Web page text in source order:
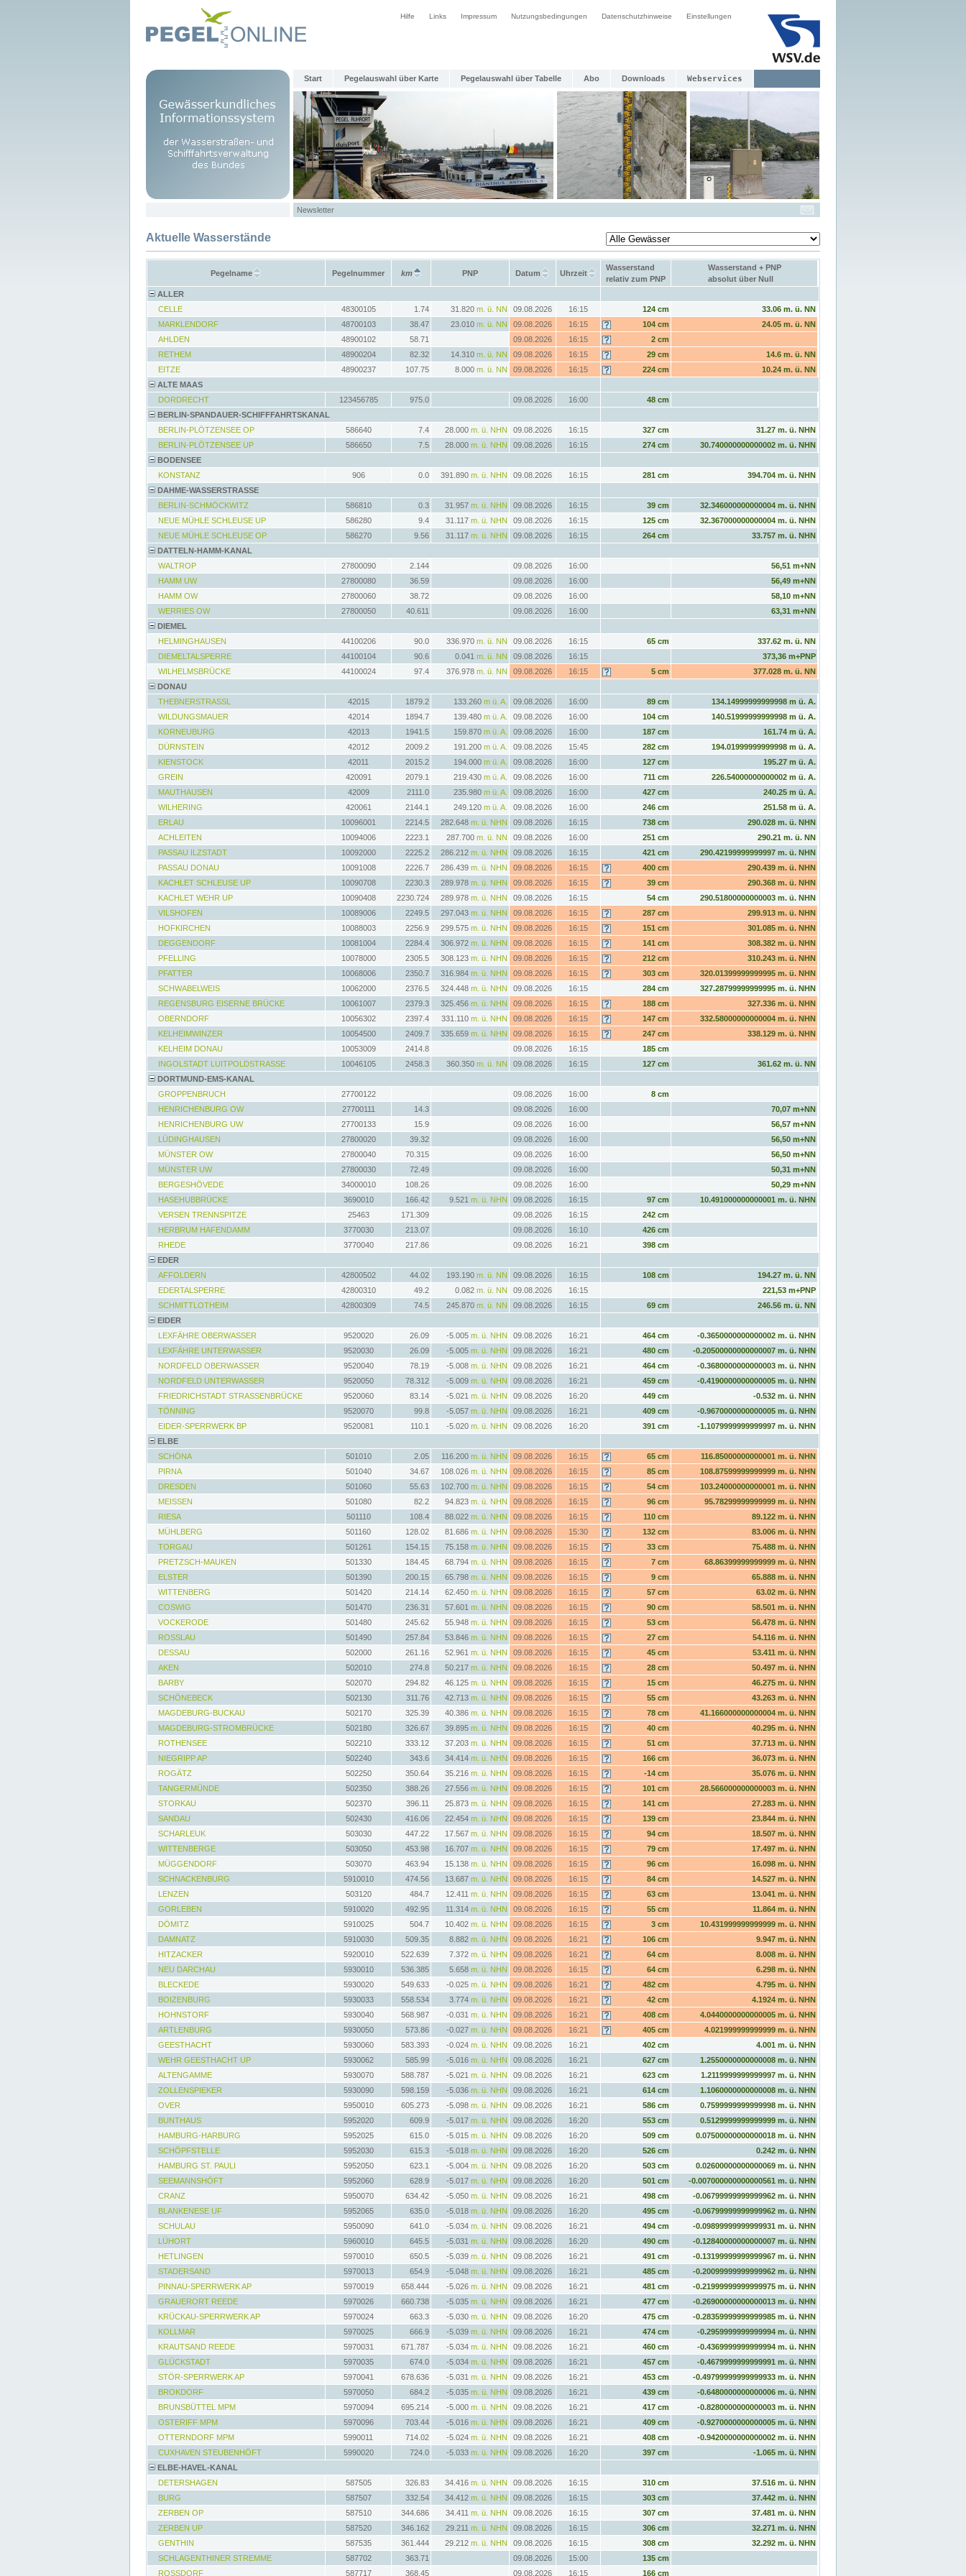
Hilfe Links Impressum Nutzungsbedingungen Datenschutzhinweise Einstellungen
Start Pegelauswahl über Karte Pegelauswahl über Tabelle Abo Downloads Webservices
Newsletter
Aktuelle Wasserstände
Pegelname Pegelnummer km PNP Datum Uhrzeit
Wasserstand
relativ zum PNP
Wasserstand + PNP
absolut über Null
ALLER
CELLE
48300105 1.74 31.820 m. ü. NN 09.08.2026 16:15 124 cm
33.06 m. ü. NN
MARKLENDORF
48700103 38.47 23.010 m. ü. NN 09.08.2026 16:15 104 cm
24.05 m. ü. NN
AHLDEN
48900102 58.71 09.08.2026 16:15
2 cm
RETHEM
48900204 82.32 14.310 m. ü. NN 09.08.2026 16:15 29 cm
14.6 m. ü. NN
EITZE
48900237 107.75 8.000 m. ü. NN 09.08.2026 16:15 224 cm
10.24 m. ü. NN
ALTE MAAS
DORDRECHT
123456785 975.0 09.08.2026 16:00
48 cm
BERLIN-SPANDAUER-SCHIFFFAHRTSKANAL
BERLIN-PLÖTZENSEE OP
586640 7.4 28.000 m. ü. NHN 09.08.2026 16:15 327 cm
31.27 m. ü. NHN
BERLIN-PLÖTZENSEE UP
586650 7.5 28.000 m. ü. NHN 09.08.2026 16:15 274 cm
30.740000000000002 m. ü. NHN
BODENSEE
KONSTANZ
906 0.0 391.890 m. ü. NHN 09.08.2026 16:15 281 cm
394.704 m. ü. NHN
DAHME-WASSERSTRASSE
BERLIN-SCHMÖCKWITZ
586810 0.3 31.957 m. ü. NHN 09.08.2026 16:15 39 cm
32.346000000000004 m. ü. NHN
NEUE MÜHLE SCHLEUSE UP
586280 9.4 31.117 m. ü. NHN 09.08.2026 16:15 125 cm
32.367000000000004 m. ü. NHN
NEUE MÜHLE SCHLEUSE OP
586270 9.56 31.117 m. ü. NHN 09.08.2026 16:15 264 cm
33.757 m. ü. NHN
DATTELN-HAMM-KANAL
WALTROP
27800090 2.144 09.08.2026 16:00
56,51 m+NN
HAMM UW
27800080 36.59 09.08.2026 16:00
56,49 m+NN
HAMM OW
27800060 38.72 09.08.2026 16:00
58,10 m+NN
WERRIES OW
27800050 40.611 09.08.2026 16:00
63,31 m+NN
DIEMEL
HELMINGHAUSEN
44100206 90.0 336.970 m. ü. NN 09.08.2026 16:15 65 cm
337.62 m. ü. NN
DIEMELTALSPERRE
44100104 90.6 0.041 m. ü. NN 09.08.2026 16:15
373,36 m+PNP
WILHELMSBRÜCKE
44100024 97.4 376.978 m. ü. NN 09.08.2026 16:15 5 cm
377.028 m. ü. NN
DONAU
THEBNERSTRASSL
42015 1879.2 133.260 m ü. A. 09.08.2026 16:00 89 cm
134.14999999999998 m ü. A.
WILDUNGSMAUER
42014 1894.7 139.480 m ü. A. 09.08.2026 16:00 104 cm
140.51999999999998 m ü. A.
KORNEUBURG
42013 1941.5 159.870 m ü. A. 09.08.2026 16:00 187 cm
161.74 m ü. A.
DÜRNSTEIN
42012 2009.2 191.200 m ü. A. 09.08.2026 15:45 282 cm
194.01999999999998 m ü. A.
KIENSTOCK
42011 2015.2 194.000 m ü. A. 09.08.2026 16:00 127 cm
195.27 m ü. A.
GREIN
420091 2079.1 219.430 m ü. A. 09.08.2026 16:00 711 cm
226.54000000000002 m ü. A.
MAUTHAUSEN
42009 2111.0 235.980 m ü. A. 09.08.2026 16:00 427 cm
240.25 m ü. A.
WILHERING
420061 2144.1 249.120 m ü. A. 09.08.2026 16:00 246 cm
251.58 m ü. A.
ERLAU
10096001 2214.5 282.648 m. ü. NHN 09.08.2026 16:15 738 cm
290.028 m. ü. NHN
ACHLEITEN
10094006 2223.1 287.700 m. ü. NN 09.08.2026 16:00 251 cm
290.21 m. ü. NN
PASSAU ILZSTADT
10092000 2225.2 286.212 m. ü. NHN 09.08.2026 16:15 421 cm
290.42199999999997 m. ü. NHN
PASSAU DONAU
10091008 2226.7 286.439 m. ü. NHN 09.08.2026 16:15 400 cm
290.439 m. ü. NHN
KACHLET SCHLEUSE UP
10090708 2230.3 289.978 m. ü. NHN 09.08.2026 16:15 39 cm
290.368 m. ü. NHN
KACHLET WEHR UP
10090408 2230.724 289.978 m. ü. NHN 09.08.2026 16:15 54 cm
290.51800000000003 m. ü. NHN
VILSHOFEN
10089006 2249.5 297.043 m. ü. NHN 09.08.2026 16:15 287 cm
299.913 m. ü. NHN
HOFKIRCHEN
10088003 2256.9 299.575 m. ü. NHN 09.08.2026 16:15 151 cm
301.085 m. ü. NHN
DEGGENDORF
10081004 2284.4 306.972 m. ü. NHN 09.08.2026 16:15 141 cm
308.382 m. ü. NHN
PFELLING
10078000 2305.5 308.123 m. ü. NHN 09.08.2026 16:15 212 cm
310.243 m. ü. NHN
PFATTER
10068006 2350.7 316.984 m. ü. NHN 09.08.2026 16:15 303 cm
320.01399999999995 m. ü. NHN
SCHWABELWEIS
10062000 2376.5 324.448 m. ü. NHN 09.08.2026 16:15 284 cm
327.28799999999995 m. ü. NHN
REGENSBURG EISERNE BRÜCKE
10061007 2379.3 325.456 m. ü. NHN 09.08.2026 16:15 188 cm
327.336 m. ü. NHN
OBERNDORF
10056302 2397.4 331.110 m. ü. NHN 09.08.2026 16:15 147 cm
332.58000000000004 m. ü. NHN
KELHEIMWINZER
10054500 2409.7 335.659 m. ü. NHN 09.08.2026 16:15 247 cm
338.129 m. ü. NHN
KELHEIM DONAU
10053009 2414.8 09.08.2026 16:15
185 cm
INGOLSTADT LUITPOLDSTRASSE
10046105 2458.3 360.350 m. ü. NN 09.08.2026 16:15 127 cm
361.62 m. ü. NN
DORTMUND-EMS-KANAL
GROPPENBRUCH
27700122 09.08.2026 16:00
8 cm
HENRICHENBURG OW
27700111 14.3 09.08.2026 16:00
70,07 m+NN
HENRICHENBURG UW
27700133 15.9 09.08.2026 16:00
56,57 m+NN
LÜDINGHAUSEN
27800020 39.32 09.08.2026 16:00
56,50 m+NN
MÜNSTER OW
27800040 70.315 09.08.2026 16:00
56,50 m+NN
MÜNSTER UW
27800030 72.49 09.08.2026 16:00
50,31 m+NN
BERGESHÖVEDE
34000010 108.26 09.08.2026 16:00
50,29 m+NN
HASEHUBBRÜCKE
3690010 166.42 9.521 m. ü. NHN 09.08.2026 16:15 97 cm
10.491000000000001 m. ü. NHN
VERSEN TRENNSPITZE
25463 171.309 09.08.2026 16:15
242 cm
HERBRUM HAFENDAMM
3770030 213.07 09.08.2026 16:10
426 cm
RHEDE
3770040 217.86 09.08.2026 16:21
398 cm
EDER
AFFOLDERN
42800502 44.02 193.190 m. ü. NN 09.08.2026 16:15 108 cm
194.27 m. ü. NN
EDERTALSPERRE
42800310 49.2 0.082 m. ü. NN 09.08.2026 16:15
221,53 m+PNP
SCHMITTLOTHEIM
42800309 74.5 245.870 m. ü. NN 09.08.2026 16:15 69 cm
246.56 m. ü. NN
EIDER
LEXFÄHRE OBERWASSER
9520020 26.09 -5.005 m. ü. NHN 09.08.2026 16:21 464 cm
-0.3650000000000002 m. ü. NHN
LEXFÄHRE UNTERWASSER
9520030 26.09 -5.005 m. ü. NHN 09.08.2026 16:21 480 cm
-0.20500000000000007 m. ü. NHN
NORDFELD OBERWASSER
9520040 78.19 -5.008 m. ü. NHN 09.08.2026 16:21 464 cm
-0.3680000000000003 m. ü. NHN
NORDFELD UNTERWASSER
9520050 78.312 -5.009 m. ü. NHN 09.08.2026 16:21 459 cm
-0.4190000000000005 m. ü. NHN
FRIEDRICHSTADT STRASSENBRÜCKE
9520060 83.14 -5.021 m. ü. NHN 09.08.2026 16:20 449 cm
-0.532 m. ü. NHN
TÖNNING
9520070 99.8 -5.057 m. ü. NHN 09.08.2026 16:21 409 cm
-0.9670000000000005 m. ü. NHN
EIDER-SPERRWERK BP
9520081 110.1 -5.020 m. ü. NHN 09.08.2026 16:20 391 cm
-1.1079999999999997 m. ü. NHN
ELBE
SCHÖNA
501010 2.05 116.200 m. ü. NHN 09.08.2026 16:15 65 cm
116.85000000000001 m. ü. NHN
PIRNA
501040 34.67 108.026 m. ü. NHN 09.08.2026 16:15 85 cm
108.87599999999999 m. ü. NHN
DRESDEN
501060 55.63 102.700 m. ü. NHN 09.08.2026 16:15 54 cm
103.24000000000001 m. ü. NHN
MEISSEN
501080 82.2 94.823 m. ü. NHN 09.08.2026 16:15 96 cm
95.78299999999999 m. ü. NHN
RIESA
501110 108.4 88.022 m. ü. NHN 09.08.2026 16:15 110 cm
89.122 m. ü. NHN
MÜHLBERG
501160 128.02 81.686 m. ü. NHN 09.08.2026 15:30 132 cm
83.006 m. ü. NHN
TORGAU
501261 154.15 75.158 m. ü. NHN 09.08.2026 16:15 33 cm
75.488 m. ü. NHN
PRETZSCH-MAUKEN
501330 184.45 68.794 m. ü. NHN 09.08.2026 16:15 7 cm
68.86399999999999 m. ü. NHN
ELSTER
501390 200.15 65.798 m. ü. NHN 09.08.2026 16:15 9 cm
65.888 m. ü. NHN
WITTENBERG
501420 214.14 62.450 m. ü. NHN 09.08.2026 16:15 57 cm
63.02 m. ü. NHN
COSWIG
501470 236.31 57.601 m. ü. NHN 09.08.2026 16:15 90 cm
58.501 m. ü. NHN
VOCKERODE
501480 245.62 55.948 m. ü. NHN 09.08.2026 16:15 53 cm
56.478 m. ü. NHN
ROSSLAU
501490 257.84 53.846 m. ü. NHN 09.08.2026 16:15 27 cm
54.116 m. ü. NHN
DESSAU
502000 261.16 52.961 m. ü. NHN 09.08.2026 16:15 45 cm
53.411 m. ü. NHN
AKEN
502010 274.8 50.217 m. ü. NHN 09.08.2026 16:15 28 cm
50.497 m. ü. NHN
BARBY
502070 294.82 46.125 m. ü. NHN 09.08.2026 16:15 15 cm
46.275 m. ü. NHN
SCHÖNEBECK
502130 311.76 42.713 m. ü. NHN 09.08.2026 16:15 55 cm
43.263 m. ü. NHN
MAGDEBURG-BUCKAU
502170 325.39 40.386 m. ü. NHN 09.08.2026 16:15 78 cm
41.166000000000004 m. ü. NHN
MAGDEBURG-STROMBRÜCKE
502180 326.67 39.895 m. ü. NHN 09.08.2026 16:15 40 cm
40.295 m. ü. NHN
ROTHENSEE
502210 333.12 37.203 m. ü. NHN 09.08.2026 16:15 51 cm
37.713 m. ü. NHN
NIEGRIPP AP
502240 343.6 34.414 m. ü. NHN 09.08.2026 16:15 166 cm
36.073 m. ü. NHN
ROGÄTZ
502250 350.64 35.216 m. ü. NHN 09.08.2026 16:15 -14 cm
35.076 m. ü. NHN
TANGERMÜNDE
502350 388.26 27.556 m. ü. NHN 09.08.2026 16:15 101 cm
28.566000000000003 m. ü. NHN
STORKAU
502370 396.11 25.873 m. ü. NHN 09.08.2026 16:15 141 cm
27.283 m. ü. NHN
SANDAU
502430 416.06 22.454 m. ü. NHN 09.08.2026 16:15 139 cm
23.844 m. ü. NHN
SCHARLEUK
503030 447.22 17.567 m. ü. NHN 09.08.2026 16:15 94 cm
18.507 m. ü. NHN
WITTENBERGE
503050 453.98 16.707 m. ü. NHN 09.08.2026 16:15 79 cm
17.497 m. ü. NHN
MÜGGENDORF
503070 463.94 15.138 m. ü. NHN 09.08.2026 16:15 96 cm
16.098 m. ü. NHN
SCHNACKENBURG
5910010 474.56 13.687 m. ü. NHN 09.08.2026 16:15 84 cm
14.527 m. ü. NHN
LENZEN
503120 484.7 12.411 m. ü. NHN 09.08.2026 16:15 63 cm
13.041 m. ü. NHN
GORLEBEN
5910020 492.95 11.314 m. ü. NHN 09.08.2026 16:15 55 cm
11.864 m. ü. NHN
DÖMITZ
5910025 504.7 10.402 m. ü. NHN 09.08.2026 16:15 3 cm
10.431999999999999 m. ü. NHN
DAMNATZ
5910030 509.35 8.882 m. ü. NHN 09.08.2026 16:21 106 cm
9.947 m. ü. NHN
HITZACKER
5920010 522.639 7.372 m. ü. NHN 09.08.2026 16:21 64 cm
8.008 m. ü. NHN
NEU DARCHAU
5930010 536.385 5.658 m. ü. NHN 09.08.2026 16:15 64 cm
6.298 m. ü. NHN
BLECKEDE
5930020 549.633 -0.025 m. ü. NHN 09.08.2026 16:21 482 cm
4.795 m. ü. NHN
BOIZENBURG
5930033 558.534 3.774 m. ü. NHN 09.08.2026 16:21 42 cm
4.1924 m. ü. NHN
HOHNSTORF
5930040 568.987 -0.031 m. ü. NHN 09.08.2026 16:21 408 cm
4.0440000000000005 m. ü. NHN
ARTLENBURG
5930050 573.86 -0.027 m. ü. NHN 09.08.2026 16:21 405 cm
4.021999999999999 m. ü. NHN
GEESTHACHT
5930060 583.393 -0.024 m. ü. NHN 09.08.2026 16:21 402 cm
4.001 m. ü. NHN
WEHR GEESTHACHT UP
5930062 585.99 -5.016 m. ü. NHN 09.08.2026 16:21 627 cm
1.2550000000000008 m. ü. NHN
ALTENGAMME
5930070 588.787 -5.021 m. ü. NHN 09.08.2026 16:21 623 cm
1.2119999999999997 m. ü. NHN
ZOLLENSPIEKER
5930090 598.159 -5.036 m. ü. NHN 09.08.2026 16:21 614 cm
1.1060000000000008 m. ü. NHN
OVER
5950010 605.273 -5.098 m. ü. NHN 09.08.2026 16:21 586 cm
0.7599999999999998 m. ü. NHN
BUNTHAUS
5952020 609.9 -5.017 m. ü. NHN 09.08.2026 16:20 553 cm
0.5129999999999999 m. ü. NHN
HAMBURG-HARBURG
5952025 615.0 -5.015 m. ü. NHN 09.08.2026 16:20 509 cm
0.07500000000000018 m. ü. NHN
SCHÖPFSTELLE
5952030 615.3 -5.018 m. ü. NHN 09.08.2026 16:20 526 cm
0.242 m. ü. NHN
HAMBURG ST. PAULI
5952050 623.1 -5.004 m. ü. NHN 09.08.2026 16:20 503 cm
0.02600000000000069 m. ü. NHN
SEEMANNSHÖFT
5952060 628.9 -5.017 m. ü. NHN 09.08.2026 16:20 501 cm
-0.007000000000000561 m. ü. NHN
CRANZ
5950070 634.42 -5.050 m. ü. NHN 09.08.2026 16:21 498 cm
-0.06799999999999962 m. ü. NHN
BLANKENESE UF
5952065 635.0 -5.018 m. ü. NHN 09.08.2026 16:20 495 cm
-0.06799999999999962 m. ü. NHN
SCHULAU
5950090 641.0 -5.034 m. ü. NHN 09.08.2026 16:21 494 cm
-0.09899999999999931 m. ü. NHN
LÜHORT
5960010 645.5 -5.031 m. ü. NHN 09.08.2026 16:20 490 cm
-0.12840000000000007 m. ü. NHN
HETLINGEN
5970010 650.5 -5.039 m. ü. NHN 09.08.2026 16:21 491 cm
-0.13199999999999967 m. ü. NHN
STADERSAND
5970013 654.9 -5.048 m. ü. NHN 09.08.2026 16:21 485 cm
-0.20099999999999962 m. ü. NHN
PINNAU-SPERRWERK AP
5970019 658.444 -5.026 m. ü. NHN 09.08.2026 16:21 481 cm
-0.21999999999999975 m. ü. NHN
GRAUERORT REEDE
5970026 660.738 -5.035 m. ü. NHN 09.08.2026 16:21 477 cm
-0.26900000000000013 m. ü. NHN
KRÜCKAU-SPERRWERK AP
5970024 663.3 -5.030 m. ü. NHN 09.08.2026 16:20 475 cm
-0.28359999999999985 m. ü. NHN
KOLLMAR
5970025 666.9 -5.039 m. ü. NHN 09.08.2026 16:21 474 cm
-0.2959999999999994 m. ü. NHN
KRAUTSAND REEDE
5970031 671.787 -5.034 m. ü. NHN 09.08.2026 16:21 460 cm
-0.4369999999999994 m. ü. NHN
GLÜCKSTADT
5970035 674.0 -5.034 m. ü. NHN 09.08.2026 16:21 457 cm
-0.4679999999999991 m. ü. NHN
STÖR-SPERRWERK AP
5970041 678.636 -5.031 m. ü. NHN 09.08.2026 16:21 453 cm
-0.49799999999999933 m. ü. NHN
BROKDORF
5970050 684.2 -5.035 m. ü. NHN 09.08.2026 16:21 439 cm
-0.6480000000000006 m. ü. NHN
BRUNSBÜTTEL MPM
5970094 695.214 -5.000 m. ü. NHN 09.08.2026 16:21 417 cm
-0.8280000000000003 m. ü. NHN
OSTERIFF MPM
5970096 703.44 -5.016 m. ü. NHN 09.08.2026 16:21 409 cm
-0.9270000000000005 m. ü. NHN
OTTERNDORF MPM
5990011 714.02 -5.024 m. ü. NHN 09.08.2026 16:21 408 cm
-0.9420000000000002 m. ü. NHN
CUXHAVEN STEUBENHÖFT
5990020 724.0 -5.033 m. ü. NHN 09.08.2026 16:20 397 cm
-1.065 m. ü. NHN
ELBE-HAVEL-KANAL
DETERSHAGEN
587505 326.83 34.416 m. ü. NHN 09.08.2026 16:15 310 cm
37.516 m. ü. NHN
BURG
587507 332.54 34.412 m. ü. NHN 09.08.2026 16:15 303 cm
37.442 m. ü. NHN
ZERBEN OP
587510 344.686 34.411 m. ü. NHN 09.08.2026 16:15 307 cm
37.481 m. ü. NHN
ZERBEN UP
587520 346.162 29.211 m. ü. NHN 09.08.2026 16:15 306 cm
32.271 m. ü. NHN
GENTHIN
587535 361.444 29.212 m. ü. NHN 09.08.2026 16:15 308 cm
32.292 m. ü. NHN
SCHLAGENTHINER STREMME
587702 363.71 09.08.2026 15:00
135 cm
ROSSDORF
587717 368.45 09.08.2026 16:15 166 cm